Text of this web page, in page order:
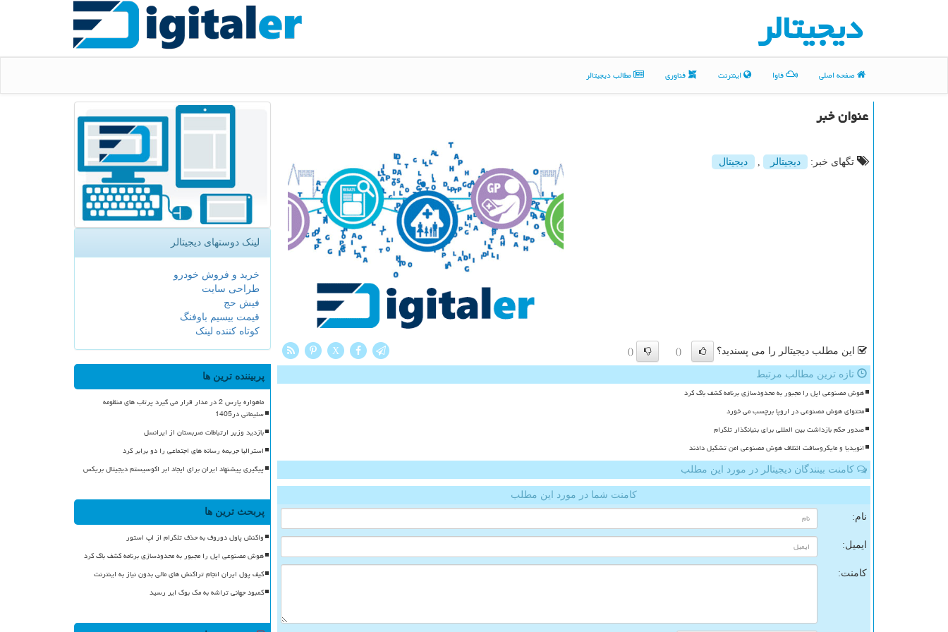
دیجیتالر
صفحه اصلی فاوا اینترنت فناوری مطالب دیجیتالر
عنوان خبر
تگهای خبر: دیجیتالر , دیجیتال
این مطلب دیجیتالر را می پسندید؟ ()
()
X
تازه ترین مطالب مرتبط
هوش مصنوعی اپل را مجبور به محدودسازی برنامه کشف باگ کرد
محتوای هوش مصنوعی در اروپا برچسب می خورد
صدور حکم بازداشت بین المللی برای بنیانگذار تلگرام
انویدیا و مایکروسافت ائتلاف هوش مصنوعی امن تشکیل دادند
کامنت بینندگان دیجیتالر در مورد این مطلب
کامنت شما در مورد این مطلب
نام:
ایمیل:
کامنت:
لینک دوستهای دیجیتالر
خرید و فروش خودرو
طراحی سایت
فیش حج
قیمت بیسیم باوفنگ
کوتاه کننده لینک
پربیننده ترین ها
ماهواره پارس 2 در مدار قرار می گیرد پرتاب های منظومه
سلیمانی در1405
بازدید وزیر ارتباطات صربستان از ایرانسل
استرالیا جریمه رسانه های اجتماعی را دو برابر کرد
پیگیری پیشنهاد ایران برای ایجاد ابر اکوسیستم دیجیتال بریکس
پربحث ترین ها
واکنش پاول دوروف به حذف تلگرام از اپ استور
هوش مصنوعی اپل را مجبور به محدودسازی برنامه کشف باگ کرد
کیف پول ایران انجام تراکنش های مالی بدون نیاز به اینترنت
کمبود جهانی تراشه به مک بوک ایر رسید